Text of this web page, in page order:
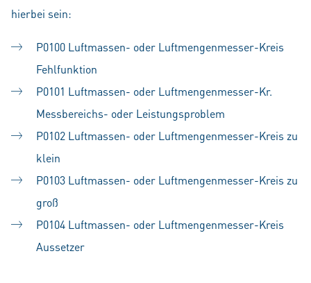
hierbei sein:
P0100 Luftmassen- oder Luftmengenmesser-Kreis
Fehlfunktion
P0101 Luftmassen- oder Luftmengenmesser-Kr.
Messbereichs- oder Leistungsproblem
P0102 Luftmassen- oder Luftmengenmesser-Kreis zu
klein
P0103 Luftmassen- oder Luftmengenmesser-Kreis zu
groß
P0104 Luftmassen- oder Luftmengenmesser-Kreis
Aussetzer